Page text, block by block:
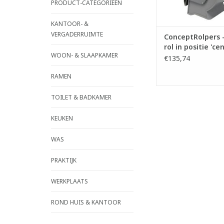
PRODUCT-CATEGORIEËN
KANTOOR- &
VERGADERRUIMTE
WOON- & SLAAPKAMER
RAMEN
TOILET & BADKAMER
KEUKEN
WAS
PRAKTIJK
WERKPLAATS
ROND HUIS & KANTOOR
instelling voor een
persdruk.
TOEVOEGEN AAN
ConceptRolpers
rol in positie
€135,74